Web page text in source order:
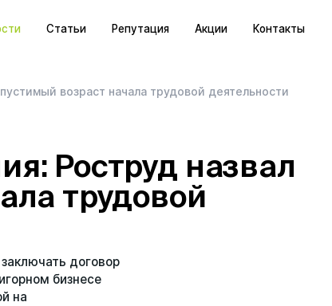
Статьи Репутация Акции Контакты
возраст начала трудовой деятельности
Роструд назвал
трудовой
договор
бизнесе
на